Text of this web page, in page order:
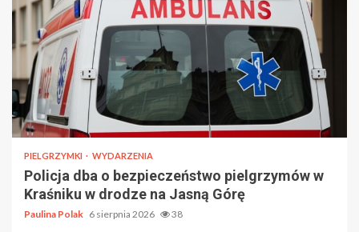
PIELGRZYMKI WYDARZENIA
Policja dba o bezpieczeństwo pielgrzymów w
Kraśniku w drodze na Jasną Górę
Paulina Polak 6 sierpnia 2026 38